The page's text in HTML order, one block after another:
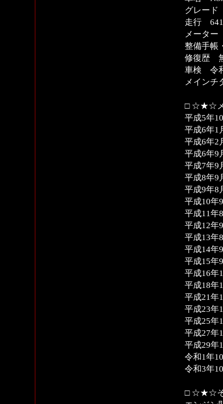
グレー
走行
メータ
整備手帳
修復歴
車検 令
メインチ
□ ☆★☆メ
平成5年
平成6年1
平成6年
平成6年
平成7年
平成8年
平成9年
平成10
平成11
平成12
平成13
平成14
平成15
平成16
平成18
平成21
平成23
平成25
平成27
平成29
令和1年
令和3年
□ ☆★☆